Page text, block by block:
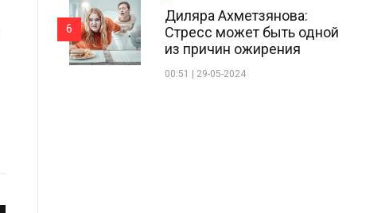
Диляра Ахметзянова:
Стресс может быть одной
из причин ожирения
00:51 | 29-05-2024
6